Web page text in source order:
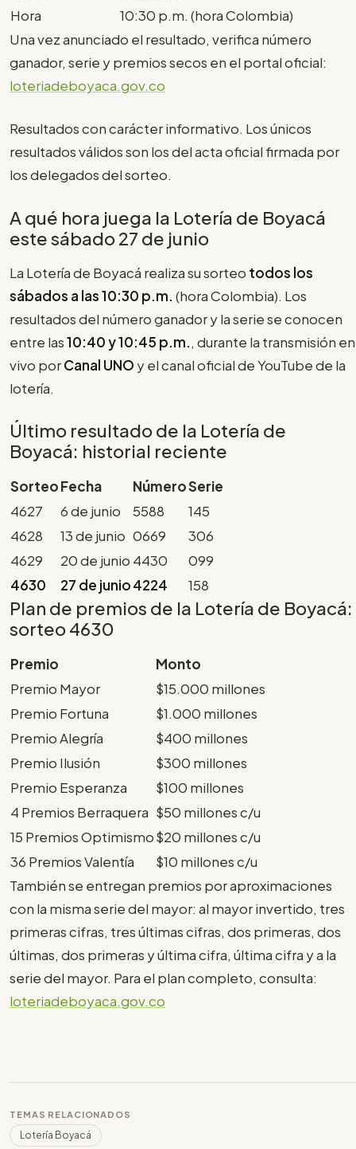
Hora
10:30 p.m. (hora Colombia)
Una vez anunciado el resultado, verifica número
ganador, serie y premios secos en el portal oficial:
loteriadeboyaca.gov.co
Resultados con carácter informativo. Los únicos
resultados válidos son los del acta oficial firmada por
los delegados del sorteo.
A qué hora juega la Lotería de Boyacá
este sábado 27 de junio
La Lotería de Boyacá realiza su sorteo todos los
sábados a las 10:30 p.m. (hora Colombia). Los
resultados del número ganador y la serie se conocen
entre las10:40 y 10:45 p.m., durante la transmisión en
vivo porCanal UNO y el canal oficial de YouTube de la
lotería.
Último resultado de la Lotería de
Boyacá: historial reciente
SorteoFecha NúmeroSerie
4627
6 de junio 5588
145
4628
13 de junio 0669
306
4629
20 de junio 4430
099
4630
27 de junio4224 158
Plan de premios de la Lotería de Boyacá:
sorteo 4630
Premio
Monto
Premio Mayor
$15.000 millones
Premio Fortuna
$1.000 millones
Premio Alegría
$400 millones
Premio Ilusión
$300 millones
Premio Esperanza
$100 millones
4 Premios Berraquera $50 millones c/u
15 Premios Optimismo$20 millones c/u
36 Premios Valentía
$10 millones c/u
También se entregan premios por aproximaciones
con la misma serie del mayor: al mayor invertido, tres
primeras cifras, tres últimas cifras, dos primeras, dos
últimas, dos primeras y última cifra, última cifra y a la
serie del mayor. Para el plan completo, consulta:
loteriadeboyaca.gov.co
TEMAS RELACIONADOS
Lotería Boyacá